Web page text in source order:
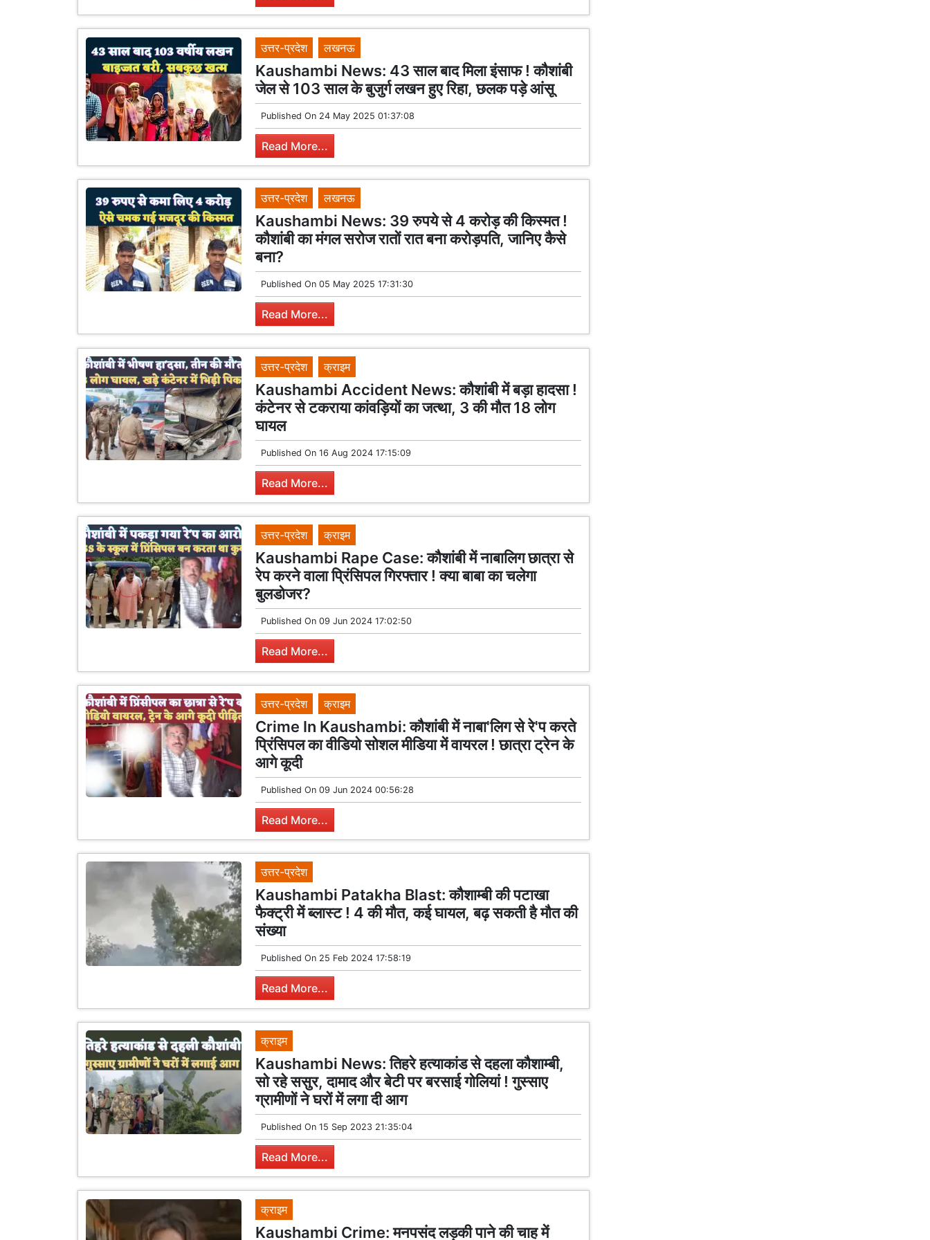
उत्तर-प्रदेश लखनऊ
Kaushambi News: 43 साल बाद मिला इंसाफ ! कौशांबी
जेल से 103 साल के बुजुर्ग लखन हुए रिहा, छलक पड़े आंसू
Published On 24 May 2025 01:37:08
Read More...
उत्तर-प्रदेश लखनऊ
Kaushambi News: 39 रुपये से 4 करोड़ की किस्मत !
कौशांबी का मंगल सरोज रातों रात बना करोड़पति, जानिए कैसे
बना?
Published On 05 May 2025 17:31:30
Read More...
उत्तर-प्रदेश क्राइम
Kaushambi Accident News: कौशांबी में बड़ा हादसा !
कंटेनर से टकराया कांवड़ियों का जत्था, 3 की मौत 18 लोग
घायल
Published On 16 Aug 2024 17:15:09
Read More...
उत्तर-प्रदेश क्राइम
Kaushambi Rape Case: कौशांबी में नाबालिग छात्रा से
रेप करने वाला प्रिंसिपल गिरफ्तार ! क्या बाबा का चलेगा
बुलडोजर?
Published On 09 Jun 2024 17:02:50
Read More...
उत्तर-प्रदेश क्राइम
Crime In Kaushambi: कौशांबी में नाबा'लिग से रे'प करते
प्रिंसिपल का वीडियो सोशल मीडिया में वायरल ! छात्रा ट्रेन के
आगे कूदी
Published On 09 Jun 2024 00:56:28
Read More...
उत्तर-प्रदेश
Kaushambi Patakha Blast: कौशाम्बी की पटाखा
फैक्ट्री में ब्लास्ट ! 4 की मौत, कई घायल, बढ़ सकती है मौत की
संख्या
Published On 25 Feb 2024 17:58:19
Read More...
क्राइम
Kaushambi News: तिहरे हत्याकांड से दहला कौशाम्बी,
सो रहे ससुर, दामाद और बेटी पर बरसाई गोलियां ! गुस्साए
ग्रामीणों ने घरों में लगा दी आग
Published On 15 Sep 2023 21:35:04
Read More...
क्राइम
Kaushambi Crime: मनपसंद लड़की पाने की चाह में